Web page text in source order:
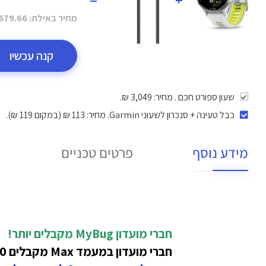
מחיר באילת: ₪
קנה עכשיו
שעון ספורט חכם . מחיר: 3,049 ₪.
כבל טעינה + סנכרון לשעוני Garmin
. מחיר: 113 ₪ (במקום 119 ₪).
מידע נוסף פרטים טכניים
חברי מועדון MyBug
מקבלים יותר!
חברי מועדון במעמד Max מקבלים 50 ₪ הנחה בתמורה ל-1400 נקודות על מוצר זה!